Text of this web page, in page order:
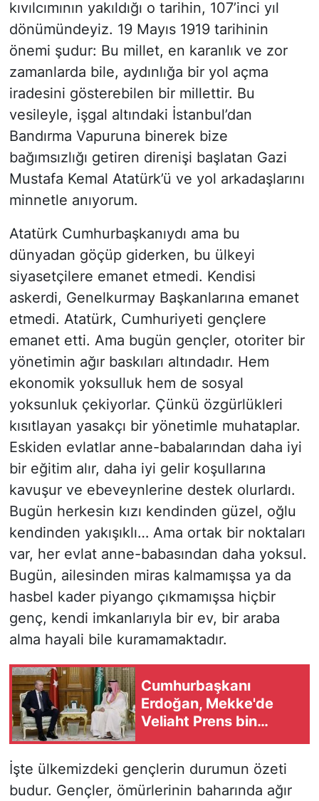
kıvılcımının yakıldığı o tarihin, 107’inci yıl
dönümündeyiz. 19 Mayıs 1919 tarihinin
önemi şudur: Bu millet, en karanlık ve zor
zamanlarda bile, aydınlığa bir yol açma
iradesini gösterebilen bir millettir. Bu
vesileyle, işgal altındaki İstanbul’dan
Bandırma Vapuruna binerek bize
bağımsızlığı getiren direnişi başlatan Gazi
Mustafa Kemal Atatürk’ü ve yol arkadaşlarını
minnetle anıyorum.
Atatürk Cumhurbaşkanıydı ama bu
dünyadan göçüp giderken, bu ülkeyi
siyasetçilere emanet etmedi. Kendisi
askerdi, Genelkurmay Başkanlarına emanet
etmedi. Atatürk, Cumhuriyeti gençlere
emanet etti. Ama bugün gençler, otoriter bir
yönetimin ağır baskıları altındadır. Hem
ekonomik yoksulluk hem de sosyal
yoksunluk çekiyorlar. Çünkü özgürlükleri
kısıtlayan yasakçı bir yönetimle muhataplar.
Eskiden evlatlar anne-babalarından daha iyi
bir eğitim alır, daha iyi gelir koşullarına
kavuşur ve ebeveynlerine destek olurlardı.
Bugün herkesin kızı kendinden güzel, oğlu
kendinden yakışıklı… Ama ortak bir noktaları
var, her evlat anne-babasından daha yoksul.
Bugün, ailesinden miras kalmamışsa ya da
hasbel kader piyango çıkmamışsa hiçbir
genç, kendi imkanlarıyla bir ev, bir araba
alma hayali bile kuramamaktadır.
Cumhurbaşkanı
Erdoğan, Mekke'de
Veliaht Prens bin
İşte ülkemizdeki gençlerin durumun özeti
budur. Gençler, ömürlerinin baharında ağır